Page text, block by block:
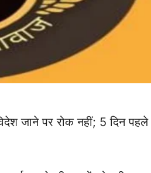
जाने पर रोक नहीं; 5 दिन पहले